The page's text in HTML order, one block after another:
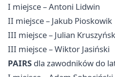
I miejsce – Antoni Lidwin
II miejsce – Jakub Pioskowik
III miejsce – Julian
III miejsce – Wiktor Jasiński
PAIRS dla zawodników do